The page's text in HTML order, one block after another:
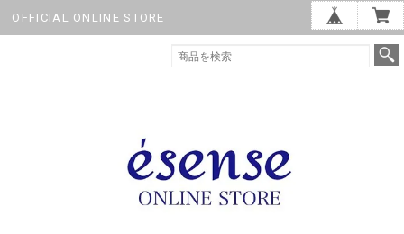
OFFICIAL ONLINE STORE